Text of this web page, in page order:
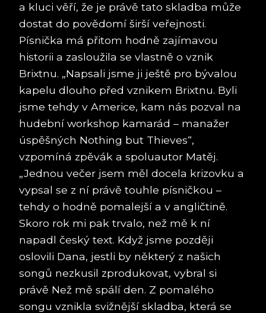
a kluci věří, že je právě tato skladba může
dostat do povědomí širší veřejnosti.
Písnička má přitom hodně zajímavou
historii a zasloužila se vlastně o vznik
Brixtnu. „Napsali jsme ji ještě pro bývalou
kapelu dlouho před vznikem Brixtnu. Byli
jsme tehdy v Americe, kam nás pozval na
hudební workshop kamarád – manažer
úspěšných Nothing but Thieves“,
vzpomíná zpěvák a spoluautor Matěj.
„Jednou večer jsem měl docela krizovku a
vypsal se z ní právě touhle písničkou –
tehdy o hodně pomalejší a v angličtině.
Skoro rok mi pak trvalo, než mě k ní
napadl český text. Když jsme později
oslovili Dana, jestli by některý z našich
songů nezkusil zprodukovat, vybral si
právě Než mě spálí den. Z pomalého
songu vznikla svižnější skladba, která se